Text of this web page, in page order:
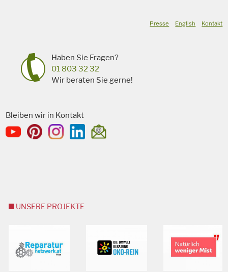
Presse English Kontakt
Haben Sie Fragen?
01 803 32 32
Wir beraten Sie gerne!
Bleiben wir in Kontakt
UNSERE PROJEKTE